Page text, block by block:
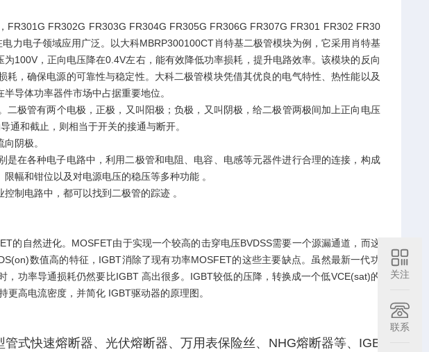
FR301G FR302G FR303G FR304G FR305G FR306G FR307G FR301 FR302 FR30
电力电子领域应用广泛。以大科MBRP300100CT肖特基二极管模块为例，它采用肖特基
100V，正向电压降在0.4V左右，能有效降低功率损耗，提升电路效率。该模块的反向
，确保电源的可靠性与稳定性。大科二极管模块凭借其优良的电气特性、热性能以及
导体功率器件市场中占据重要地位。
极管有两个电极，正极，又叫阳极；负极，又叫阴极，给二极管两极间加上正向电压
通和截止，则相当于开关的接通与断开。
阴极。
是在各种电子电路中，利用二极管和电阻、电容、电感等元器件进行合理的连接，构成
幅和钳位以及对电源电压的稳压等多种功能 。
制电路中，都可以找到二极管的踪迹 。
的自然进化。MOSFET由于实现一个较高的击穿电压BVDSS需要一个源漏通道，而这
数值高的特征，IGBT消除了现有功率MOSFET的这些主要缺点。虽然最新一代功
功率导通损耗仍然要比IGBT 高出很多。IGBT较低的压降，转换成一个低VCE(sat)的
高电流密度，并简化 IGBT驱动器的原理图。
式快速熔断器、光伏熔断器、万用表保险丝、NHG熔断器等、IGB
关注
联系